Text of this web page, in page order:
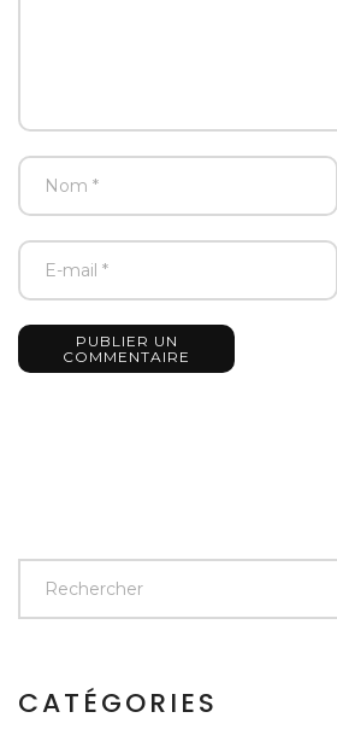
PUBLIER UN
COMMENTAIRE
CATÉGORIES